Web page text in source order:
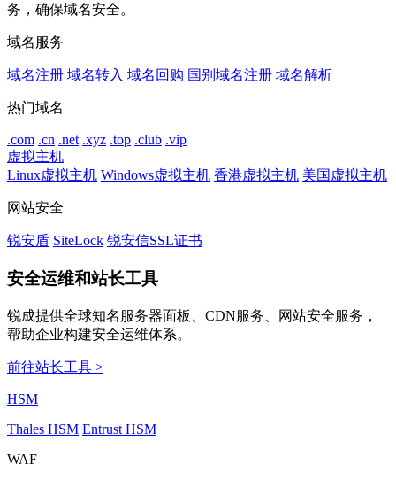
务，确保域名安全。
域名服务
域名注册 域名转入 域名回购 国别域名注册 域名解析
热门域名
.com .cn .net .xyz .top .club .vip
虚拟主机
Linux虚拟主机 Windows虚拟主机 香港虚拟主机 美国虚拟主机
网站安全
锐安盾 SiteLock 锐安信SSL证书
安全运维和站长工具
锐成提供全球知名服务器面板、CDN服务、网站安全服务，
帮助企业构建安全运维体系。
前往站长工具 >
HSM
Thales HSM Entrust HSM
WAF